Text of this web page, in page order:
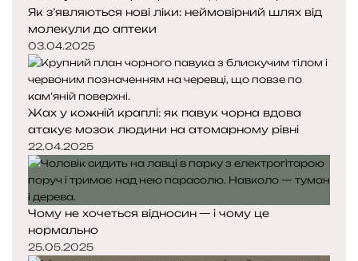
е
т
и
Як з’являються нові ліки: неймовірний шлях від
молекули до аптеки
03.04.2025
Жах у кожній краплі: як павук чорна вдова
атакує мозок людини на атомарному рівні
22.04.2025
Чому не хочеться відносин — і чому це
нормально
25.05.2025